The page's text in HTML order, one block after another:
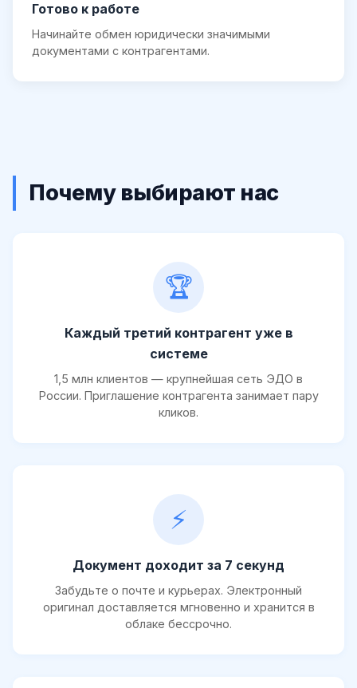
Готово к работе
Начинайте обмен юридически значимыми
документами с контрагентами.
Почему выбирают нас
🏆
Каждый третий контрагент уже в
системе
1,5 млн клиентов — крупнейшая сеть ЭДО в
России. Приглашение контрагента занимает пару
кликов.
⚡
Документ доходит за 7 секунд
Забудьте о почте и курьерах. Электронный
оригинал доставляется мгновенно и хранится в
облаке бессрочно.